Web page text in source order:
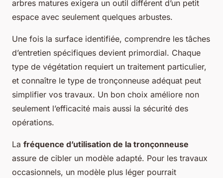
arbres matures exigera un outil différent d’un petit
espace avec seulement quelques arbustes.
Une fois la surface identifiée, comprendre les tâches
d’entretien spécifiques devient primordial. Chaque
type de végétation requiert un traitement particulier,
et connaître le type de tronçonneuse adéquat peut
simplifier vos travaux. Un bon choix améliore non
seulement l’efficacité mais aussi la sécurité des
opérations.
La fréquence d’utilisation de la tronçonneuse
assure de cibler un modèle adapté. Pour les travaux
occasionnels, un modèle plus léger pourrait